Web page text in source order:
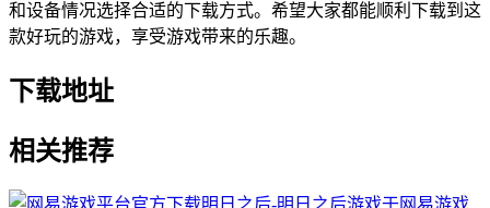
和设备情况选择合适的下载方式。希望大家都能顺利下载到这
款好玩的游戏，享受游戏带来的乐趣。
下载地址
相关推荐